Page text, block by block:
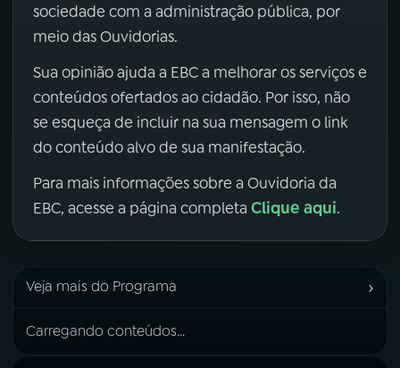
sociedade com a administração pública, por
meio das Ouvidorias.
Sua opinião ajuda a EBC a melhorar os serviços e
conteúdos ofertados ao cidadão. Por isso, não
se esqueça de incluir na sua mensagem o link
do conteúdo alvo de sua manifestação.
Para mais informações sobre a Ouvidoria da
EBC, acesse a página completa Clique aqui.
Veja mais do Programa ›
Carregando conteúdos...